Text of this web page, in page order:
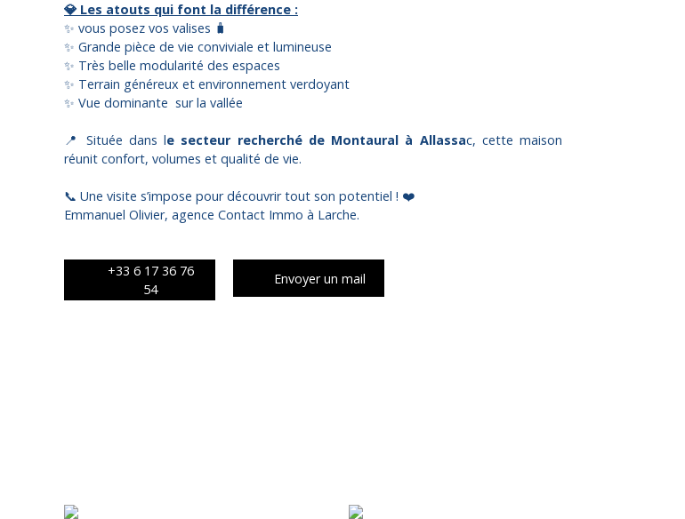
💎 Les atouts qui font la différence :
✨ vous posez vos valises 🧳
✨ Grande pièce de vie conviviale et lumineuse
✨ Très belle modularité des espaces
✨ Terrain généreux et environnement verdoyant
✨ Vue dominante sur la vallée
📍 Située dans le secteur recherché de Montaural à Allassac, cette maison
réunit confort, volumes et qualité de vie.
📞 Une visite s’impose pour découvrir tout son potentiel ! ❤️
Emmanuel Olivier, agence Contact Immo à Larche.
+33 6 17 36 76
54
Envoyer un mail